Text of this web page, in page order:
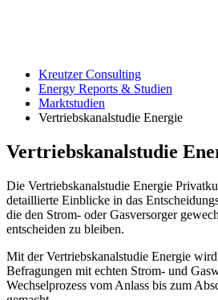
Kreutzer Consulting
Energy Reports & Studien
Marktstudien
Vertriebskanalstudie Energie
Vertriebskanalstudie
Die Vertriebskanalstudie Energie
detaillierte Einblicke in das
die den Strom- oder Gasversorger
entscheiden zu bleiben.
Mit der Vertriebskanalstudie Energie
Befragungen mit echten Strom- und
Wechselprozess vom Anlass bis zum